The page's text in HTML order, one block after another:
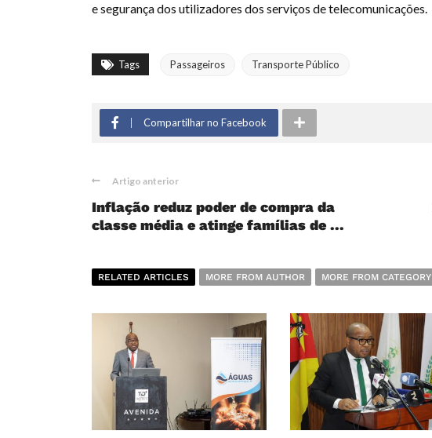
e segurança dos utilizadores dos serviços de telecomunicações.
Tags Passageiros Transporte Público
Compartilhar no Facebook
Artigo anterior
Inflação reduz poder de compra da
classe média e atinge famílias de ...
RELATED ARTICLES MORE FROM AUTHOR MORE FROM CATEGORY